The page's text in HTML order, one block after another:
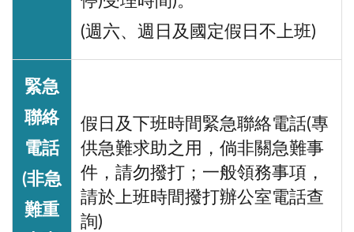
(週六、週日及國定假日不上班)
緊急
聯絡
電話
(非急
難重
假日及下班時間緊急聯絡電話(專
供急難求助之用，倘非關急難事
件，請勿撥打；一般領務事項，
請於上班時間撥打辦公室電話查
詢)